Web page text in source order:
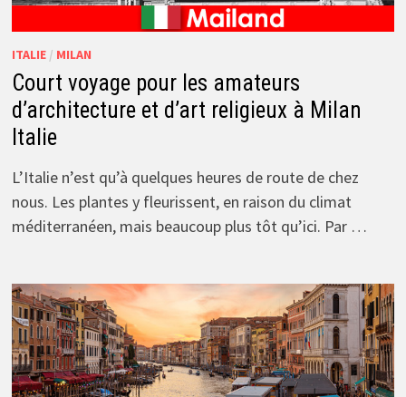
ITALIE/ MILAN
Court voyage pour les amateurs
d’architecture et d’art religieux à Milan
Italie
L’Italie n’est qu’à quelques heures de route de chez
nous. Les plantes y fleurissent, en raison du climat
méditerranéen, mais beaucoup plus tôt qu’ici. Par …